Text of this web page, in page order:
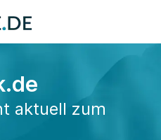
aktuell zum